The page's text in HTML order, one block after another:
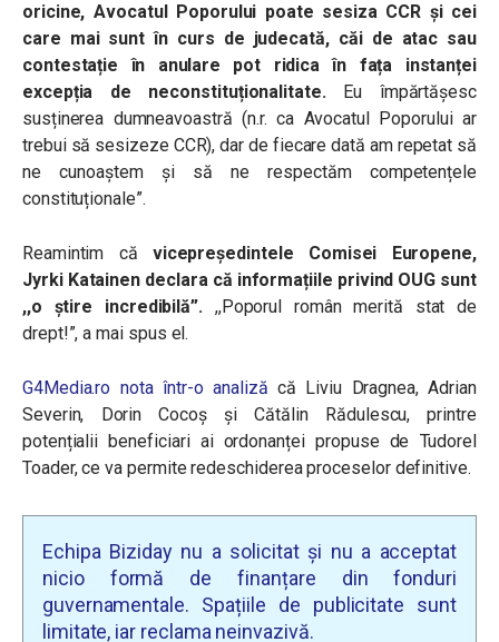
oricine, Avocatul Poporului poate sesiza CCR și cei
care mai sunt în curs de judecată, căi de atac sau
contestație în anulare pot ridica în fața instanței
excepția de neconstituționalitate. Eu împărtășesc
susținerea dumneavoastră (n.r. ca Avocatul Poporului ar
trebui să sesizeze CCR), dar de fiecare dată am repetat să
ne cunoaștem și să ne respectăm competențele
constituționale”.
Reamintim că vicepreşedintele Comisei Europene,
Jyrki Katainen declara că informațiile privind OUG sunt
,,o știre incredibilă”. ,,Poporul român merită stat de
drept!”, a mai spus el.
G4Media.ro nota într-o analiză că Liviu Dragnea, Adrian
Severin, Dorin Cocoș și Cătălin Rădulescu, printre
potențialii beneficiari ai ordonanței propuse de Tudorel
Toader, ce va permite redeschiderea proceselor definitive.
Echipa Biziday nu a solicitat și nu a acceptat
nicio formă de finanțare din fonduri
guvernamentale. Spațiile de publicitate sunt
limitate, iar reclama neinvazivă.